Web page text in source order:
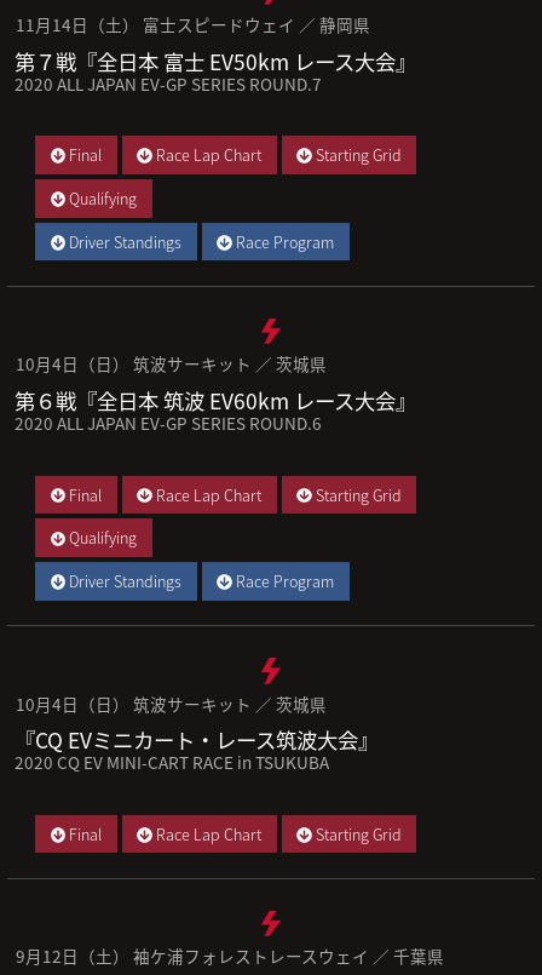
11月14日（土） 富士スピードウェイ ／ 静岡県
第７戦『全日本 富士 EV50km レース大会』
2020 ALL JAPAN EV-GP SERIES ROUND.7
Final Race Lap Chart
Starting Grid
Qualifying
Driver Standings
Race Program
10月4日（日） 筑波サーキット ／ 茨城県
第６戦『全日本 筑波 EV60km レース大会』
2020 ALL JAPAN EV-GP SERIES ROUND.6
Final Race Lap Chart
Starting Grid
Qualifying
Driver Standings
Race Program
10月4日（日） 筑波サーキット ／ 茨城県
『CQ EVミニカート・レース筑波大会』
2020 CQ EV MINI-CART RACE in TSUKUBA
Final Race Lap Chart Starting Grid
9月12日（土） 袖ケ浦フォレストレースウェイ ／ 千葉県